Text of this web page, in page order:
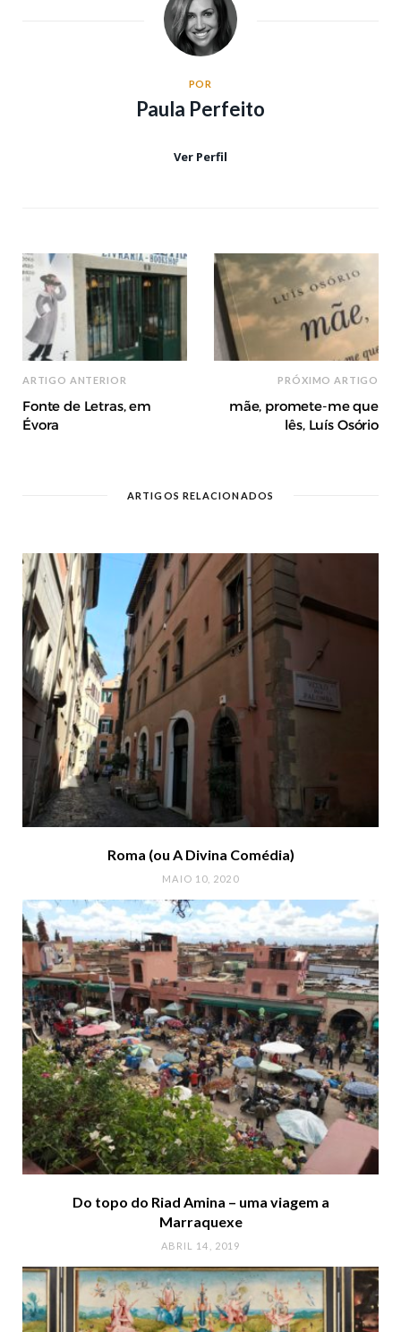
POR
Paula Perfeito
Ver Perfil
ARTIGO ANTERIOR
Fonte de Letras, em
Évora
PRÓXIMO ARTIGO
mãe, promete-me que
lês, Luís Osório
ARTIGOS RELACIONADOS
Roma (ou A Divina Comédia)
MAIO 10, 2020
Do topo do Riad Amina – uma viagem a
Marraquexe
ABRIL 14, 2019